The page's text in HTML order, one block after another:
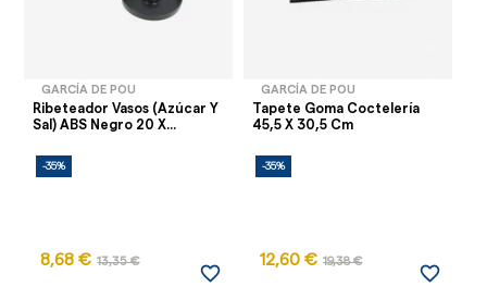
GARCÍA DE POU
Ribeteador Vasos (azúcar Y
Sal) ABS Negro 20 X...
-35%
8,68 € 13,35 €
favorite_border
GARCÍA DE POU
Tapete Goma Coctelería
45,5 X 30,5 Cm
-35%
12,60 € 19,38 €
favorite_border